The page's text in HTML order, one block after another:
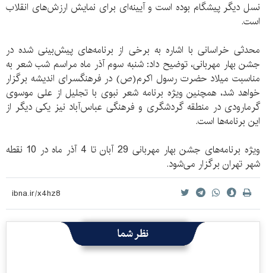
نسل دیگر پیشگام بوده است و آیینه‌ای برای نمایش ارزش‌های انقلاب
است.
محدثی خراسانی با اشاره به برخی از برنامه‌های پیش‌بینی شده در
جشن بهار مهربانی، توضیح داد: شنبه سوم آذر ماه مراسم شب شعر به
مناسبت میلاد حضرت رسول اکرم(ص) در فرهنگسرای اندیشه برگزار
خواهد شد، همچنین ویژه برنامه شعر نبوی با تجلیل از علی موسوی
گرمارودی در منطقه گردشگری و فرهنگی عباس‌آباد نیز یکی دیگر از
این برنامه‌ها است.
ویژه‌ برنامه‌های جشن بهار مهربانی 29 آبان تا 4 آذر ماه در 10 نقطه
شهر تهران برگزار می‌شود.
نظر شما